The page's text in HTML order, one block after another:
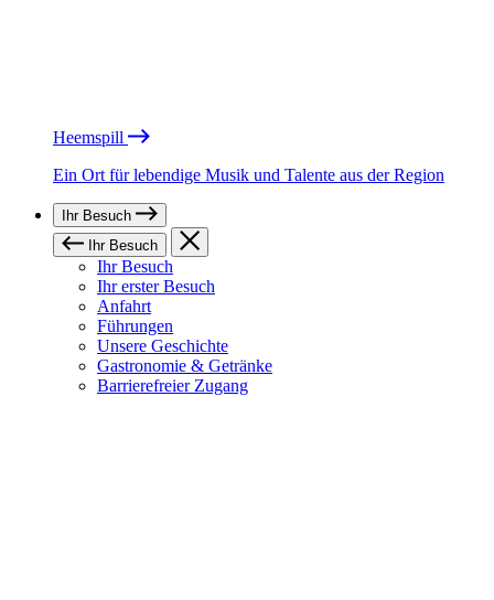
Heemspill
Ein Ort für lebendige Musik und Talente aus der Region
Ihr Besuch
Ihr Besuch
Ihr Besuch
Ihr erster Besuch
Anfahrt
Führungen
Unsere Geschichte
Gastronomie & Getränke
Barrierefreier Zugang